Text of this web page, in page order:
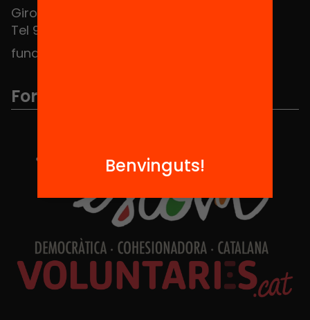
Girona 34, interior 08010 Barcelona
Tel 934 588 700
fundacio@equitat.org
Formem part de...
Benvinguts!